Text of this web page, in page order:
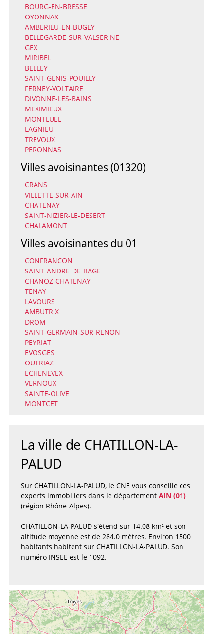
BOURG-EN-BRESSE
OYONNAX
AMBERIEU-EN-BUGEY
BELLEGARDE-SUR-VALSERINE
GEX
MIRIBEL
BELLEY
SAINT-GENIS-POUILLY
FERNEY-VOLTAIRE
DIVONNE-LES-BAINS
MEXIMIEUX
MONTLUEL
LAGNIEU
TREVOUX
PERONNAS
Villes avoisinantes (01320)
CRANS
VILLETTE-SUR-AIN
CHATENAY
SAINT-NIZIER-LE-DESERT
CHALAMONT
Villes avoisinantes du 01
CONFRANCON
SAINT-ANDRE-DE-BAGE
CHANOZ-CHATENAY
TENAY
LAVOURS
AMBUTRIX
DROM
SAINT-GERMAIN-SUR-RENON
PEYRIAT
EVOSGES
OUTRIAZ
ECHENEVEX
VERNOUX
SAINTE-OLIVE
MONTCET
La ville de CHATILLON-LA-
PALUD
Sur CHATILLON-LA-PALUD, le CNE vous conseille ces
experts immobiliers dans le département AIN (01)
(région Rhône-Alpes).
CHATILLON-LA-PALUD s'étend sur 14.08 km² et son
altitude moyenne est de 284.0 mètres. Environ 1500
habitants habitent sur CHATILLON-LA-PALUD. Son
numéro INSEE est le 1092.